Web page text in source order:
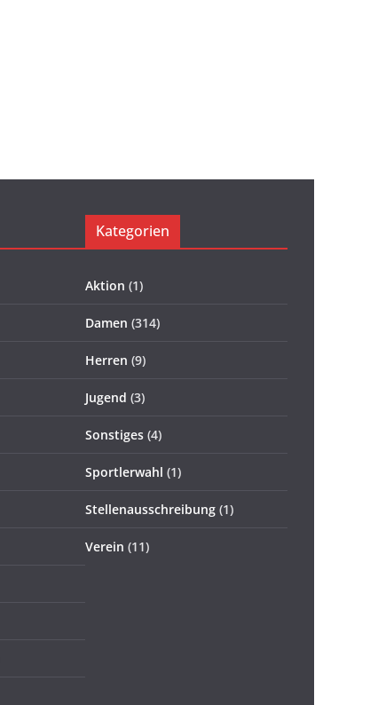
Kategorien
Aktion (1)
Damen (314)
Herren (9)
Jugend (3)
Sonstiges (4)
Sportlerwahl (1)
Stellenausschreibung (1)
Verein (11)